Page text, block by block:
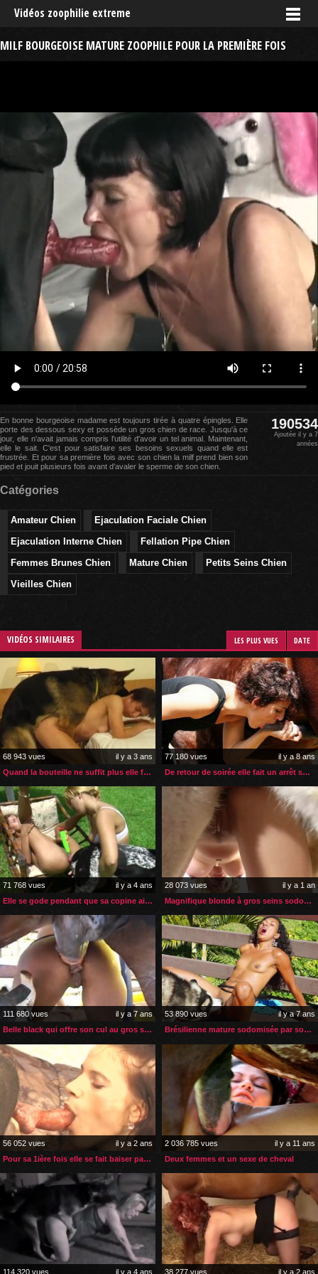
Vidéos zoophilie extreme
MILF BOURGEOISE MATURE ZOOPHILE POUR LA PREMIÈRE FOIS
En bonne bourgeoise madame est toujours tirée à quatre épingles. Elle
porte des dessous sexy et possède un gros chien de race. Jusqu'à ce
jour, elle n'avait jamais compris l'utilité d'avoir un tel animal. Maintenant,
elle le sait. C'est pour satisfaire ses besoins sexuels quand elle est
frustrée. Et pour sa première fois avec son chien la milf prend bien son
pied et jouit plusieurs fois avant d'avaler le sperme de son chien.
190534
Ajoutée il y a 7
années
Catégories
Amateur Chien
Ejaculation Faciale Chien
Ejaculation Interne Chien
Fellation Pipe Chien
Femmes Brunes Chien
Mature Chien
Petits Seins Chien
Vieilles Chien
VIDÉOS SIMILAIRES LES PLUS VUES DATE
68 943 vues
il y a 3 ans
Quand la bouteille ne suffit plus elle fait appel à son chien
77 180 vues
il y a 8 ans
De retour de soirée elle fait un arrêt sperme de cheval
71 768 vues
il y a 4 ans
Elle se gode pendant que sa copine aide son chien à la sodomiser
28 073 vues
il y a 1 an
Magnifique blonde à gros seins sodomisée par son husky
111 680 vues
il y a 7 ans
Belle black qui offre son cul au gros sexe de son cheval
53 890 vues
il y a 7 ans
Brésilienne mature sodomisée par son husky sur sa terrasse
56 052 vues
il y a 2 ans
Pour sa 1ière fois elle se fait baiser par le chien de sa sœur
2 036 785 vues
il y a 11 ans
Deux femmes et un sexe de cheval
114 320 vues il y a 4 ans 38 277 vues il y a 2 ans